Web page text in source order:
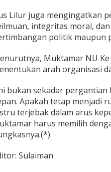
Lilur juga mengingatkan
integritas moral,
politik maupun
Muktamar NU
arah organisasi
bukan sekadar
Apakah tetap menjadi
terjebak dalam arus
harus memilih
Sulaiman